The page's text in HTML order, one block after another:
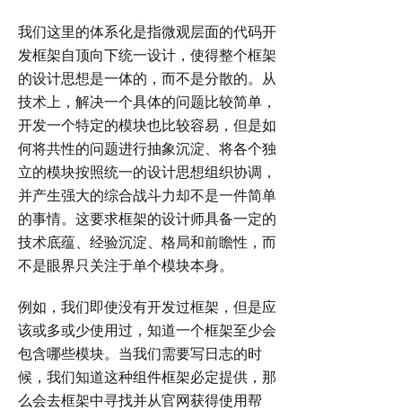
我们这里的体系化是指微观层面的代码开
发框架自顶向下统一设计，使得整个框架
的设计思想是一体的，而不是分散的。从
技术上，解决一个具体的问题比较简单，
开发一个特定的模块也比较容易，但是如
何将共性的问题进行抽象沉淀、将各个独
立的模块按照统一的设计思想组织协调，
并产生强大的综合战斗力却不是一件简单
的事情。这要求框架的设计师具备一定的
技术底蕴、经验沉淀、格局和前瞻性，而
不是眼界只关注于单个模块本身。
例如，我们即使没有开发过框架，但是应
该或多或少使用过，知道一个框架至少会
包含哪些模块。当我们需要写日志的时
候，我们知道这种组件框架必定提供，那
么会去框架中寻找并从官网获得使用帮